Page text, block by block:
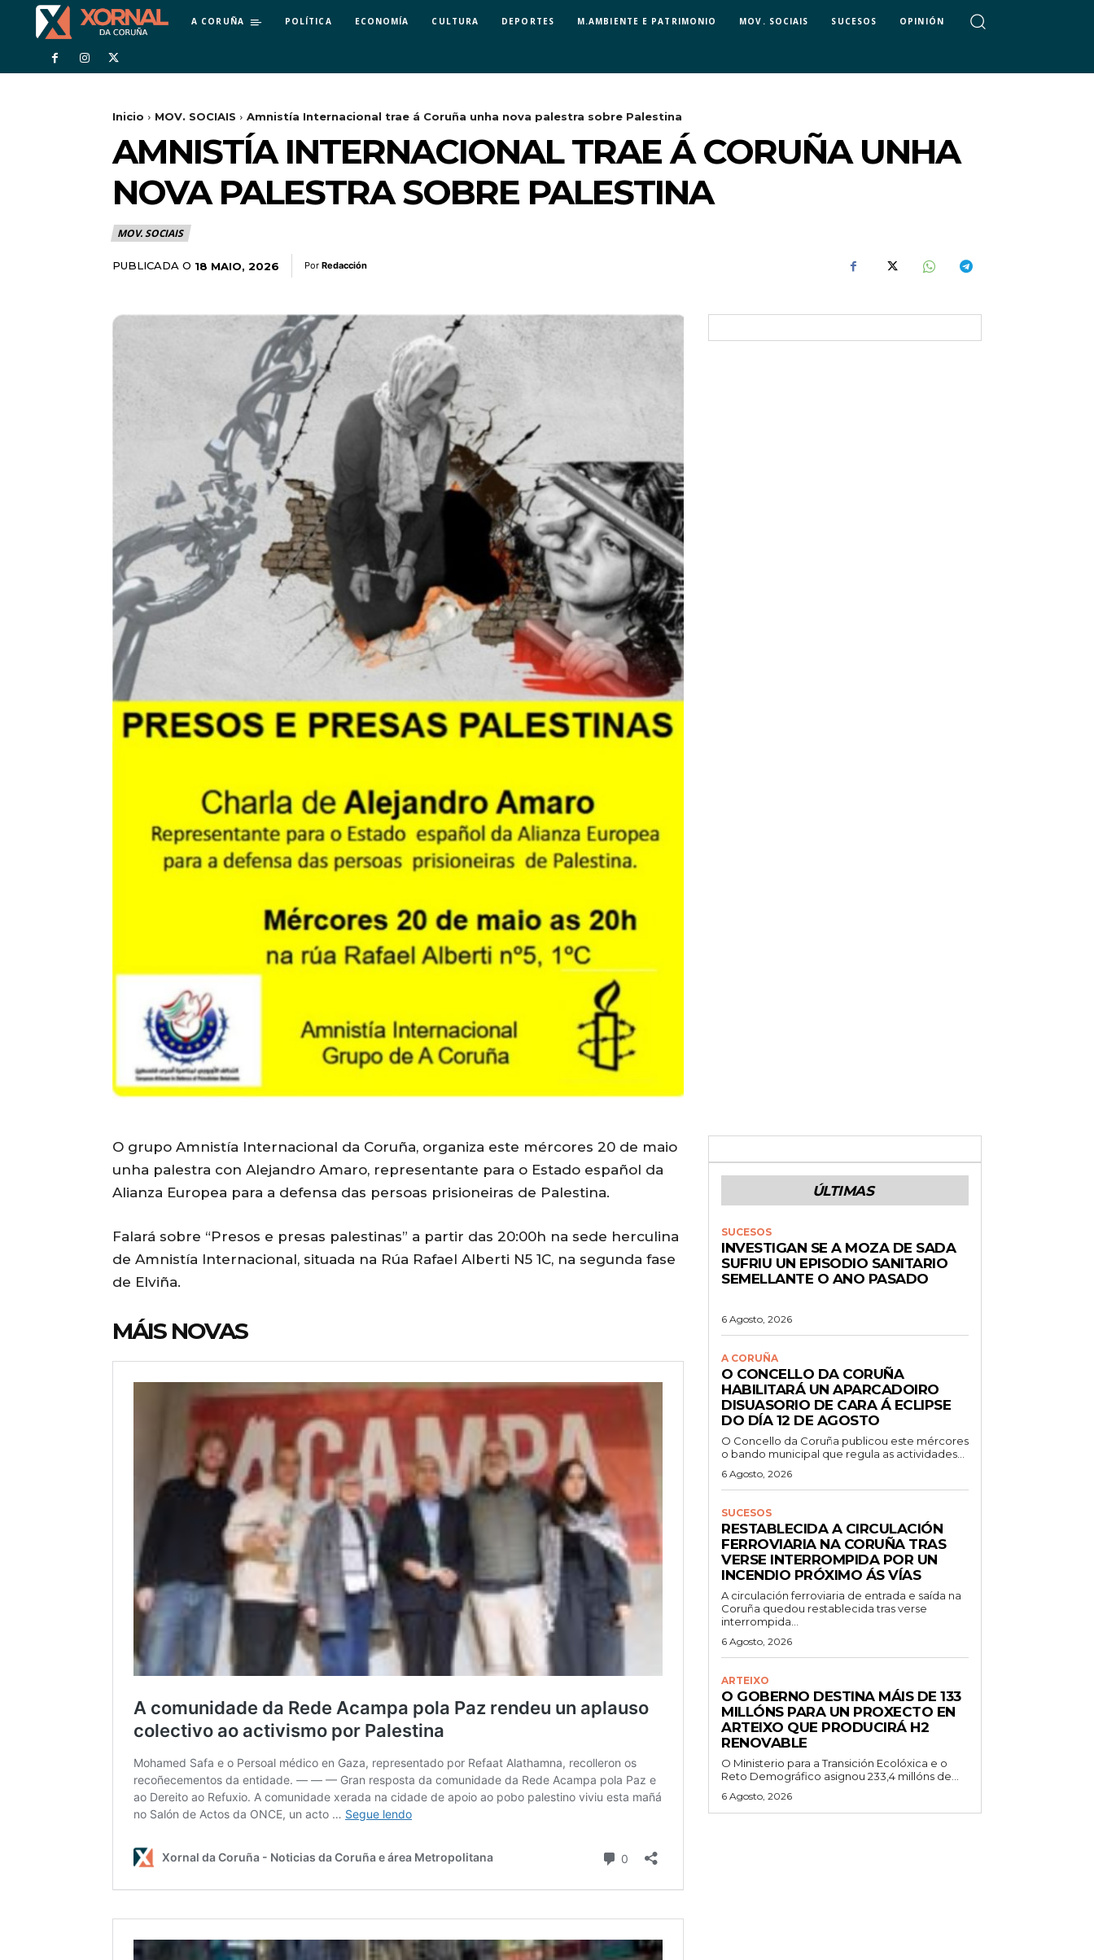
A CORUÑA POLÍTICA ECONOMÍA CULTURA DEPORTES M.AMBIENTE E PATRIMONIO MOV. SOCIAIS SUCESOS OPINIÓN
Inicio MOV. SOCIAIS Amnistía Internacional trae á Coruña unha nova palestra sobre Palestina
AMNISTÍA INTERNACIONAL TRAE Á CORUÑA UNHA
NOVA PALESTRA SOBRE PALESTINA
MOV. SOCIAIS
PUBLICADA O 18 MAIO, 2026 Por Redacción
O grupo Amnistía Internacional da Coruña, organiza este mércores 20 de maio
unha palestra con Alejandro Amaro, representante para o Estado español da
Alianza Europea para a defensa das persoas prisioneiras de Palestina.
Falará sobre “Presos e presas palestinas” a partir das 20:00h na sede herculina
de Amnistía Internacional, situada na Rúa Rafael Alberti N5 1C, na segunda fase
de Elviña.
MÁIS NOVAS
ÚLTIMAS
SUCESOS
INVESTIGAN SE A MOZA DE SADA
SUFRIU UN EPISODIO SANITARIO
SEMELLANTE O ANO PASADO
6 Agosto, 2026
A CORUÑA
O CONCELLO DA CORUÑA
HABILITARÁ UN APARCADOIRO
DISUASORIO DE CARA Á ECLIPSE
DO DÍA 12 DE AGOSTO
O Concello da Coruña publicou este mércores
o bando municipal que regula as actividades...
6 Agosto, 2026
SUCESOS
RESTABLECIDA A CIRCULACIÓN
FERROVIARIA NA CORUÑA TRAS
VERSE INTERROMPIDA POR UN
INCENDIO PRÓXIMO ÁS VÍAS
A circulación ferroviaria de entrada e saída na
Coruña quedou restablecida tras verse
interrompida...
6 Agosto, 2026
ARTEIXO
O GOBERNO DESTINA MÁIS DE 133
MILLÓNS PARA UN PROXECTO EN
ARTEIXO QUE PRODUCIRÁ H2
RENOVABLE
O Ministerio para a Transición Ecolóxica e o
Reto Demográfico asignou 233,4 millóns de...
6 Agosto, 2026